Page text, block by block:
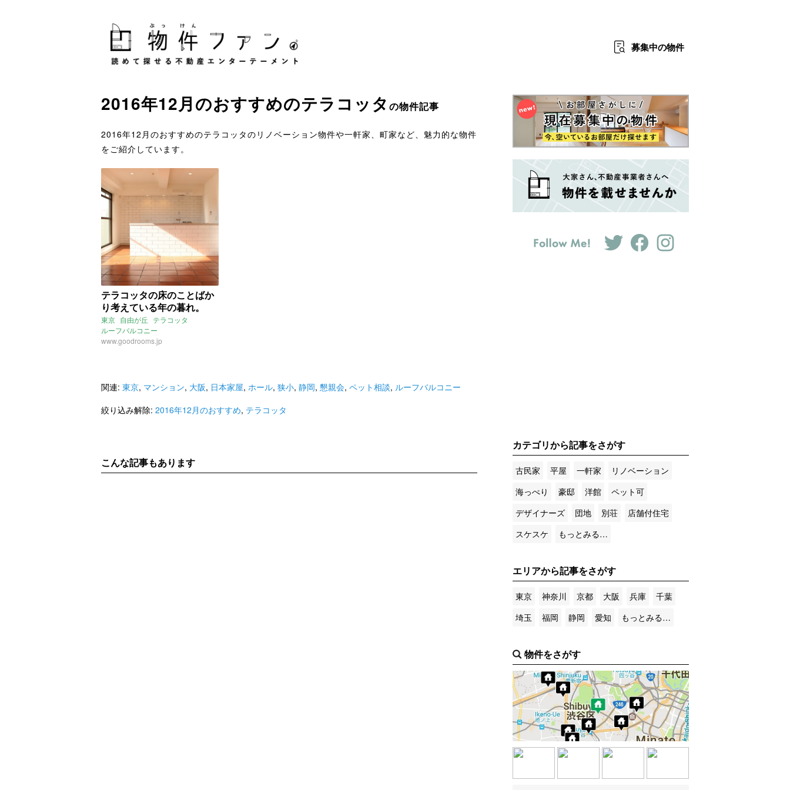
募集中の物件
2016年12月のおすすめのテラコッタ の物件記事
2016年12月のおすすめのテラコッタのリノベーション物件や一軒家、町家など、魅力的な物件
をご紹介しています。
テラコッタの床のことばか
り考えている年の暮れ。
東京 自由が丘 テラコッタ
ルーフバルコニー
2016年12月のおすすめ
www.goodrooms.jp
関連: 東京, マンション, 大阪, 日本家屋, ホール, 狭小, 静岡, 懇親会, ペット相談, ルーフバルコニー
絞り込み解除: 2016年12月のおすすめ, テラコッタ
こんな記事もあります
カテゴリから記事をさがす
古民家 平屋 一軒家
リノベーション
海っぺり
豪邸 洋館
ペット可
デザイナーズ
団地 別荘
店舗付住宅
スケスケ
もっとみる…
エリアから記事をさがす
東京 神奈川 京都 大阪 兵庫
千葉
埼玉
福岡 静岡 愛知 もっとみる…
物件をさがす